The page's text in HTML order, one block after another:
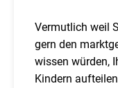
Vermutlich weil
gern den
wissen würden,
Kindern